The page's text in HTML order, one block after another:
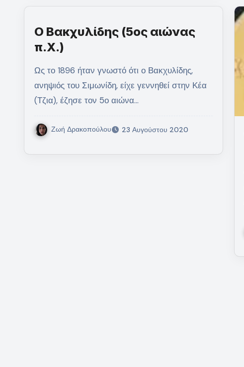
Ο Βακχυλίδης (5ος αιώνας
π.Χ.)
Ως το 1896 ήταν γνωστό ότι ο Βακχυλίδης,
ανηψιός του Σιμωνίδη, είχε γεννηθεί στην Κέα
(Τζια), έζησε τον 5ο αιώνα…
Ζωή Δρακοπούλου 23 Αυγούστου 2020